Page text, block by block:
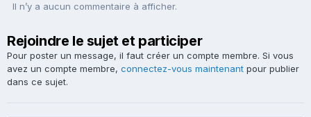
Il n’y a aucun commentaire à afficher.
Rejoindre le sujet et participer
Pour poster un message, il faut créer un compte membre. Si vous
avez un compte membre, connectez-vous maintenant pour publier
dans ce sujet.